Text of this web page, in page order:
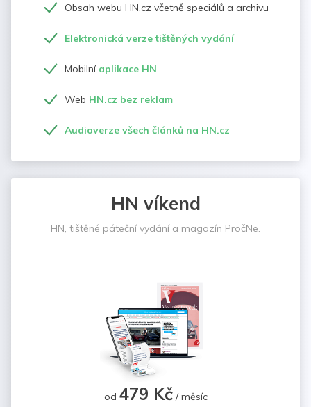
Obsah webu HN.cz včetně speciálů a archivu
Elektronická verze tištěných vydání
Mobilní aplikace HN
Web HN.cz bez reklam
Audioverze všech článků na HN.cz
HN víkend
HN, tištěné páteční vydání a magazín PročNe.
od 479 Kč/ měsíc